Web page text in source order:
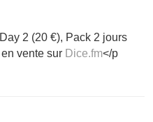
2 (20 €), Pack 2 jours
vente sur Dice.fm</p